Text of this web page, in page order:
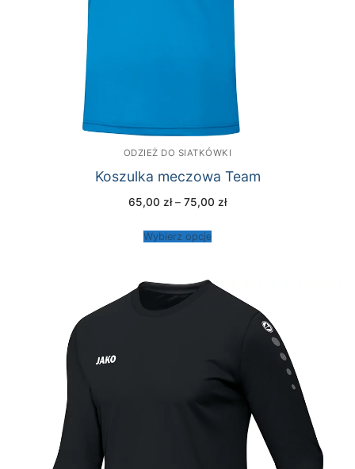
ODZIEŻ DO SIATKÓWKI
Koszulka meczowa Team
65,00 zł – 75,00 złZakres
Wybierz opcje